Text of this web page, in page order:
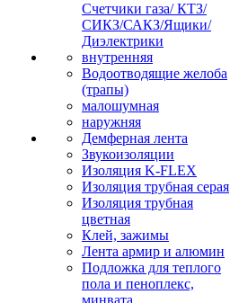
Счетчики газа/ КТЗ/
СИКЗ/САКЗ/Ящики/
Диэлектрики
внутренняя
Водоотводящие желоба
(трапы)
малошумная
наружняя
Демферная лента
Звукоизоляции
Изоляция K-FLEX
Изоляция трубная серая
Изоляция трубная
цветная
Клей, зажимы
Лента армир и алюмин
Подложка для теплого
пола и пеноплекс,
минвата